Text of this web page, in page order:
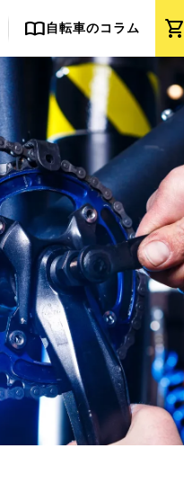
shopping_cart
import_contacts自転車のコラム